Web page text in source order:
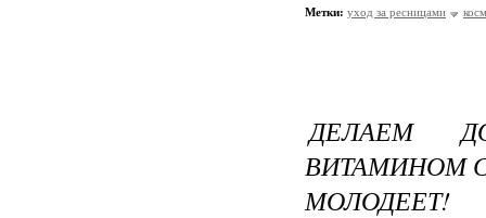
Метки: уход за ресницами
ДЕЛАЕМ
ВИТАМИНОМ
МОЛОДЕЕТ!